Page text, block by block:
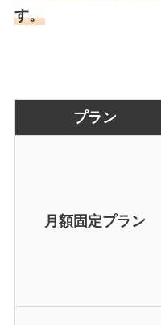
す。
プラン
月額固定プラン